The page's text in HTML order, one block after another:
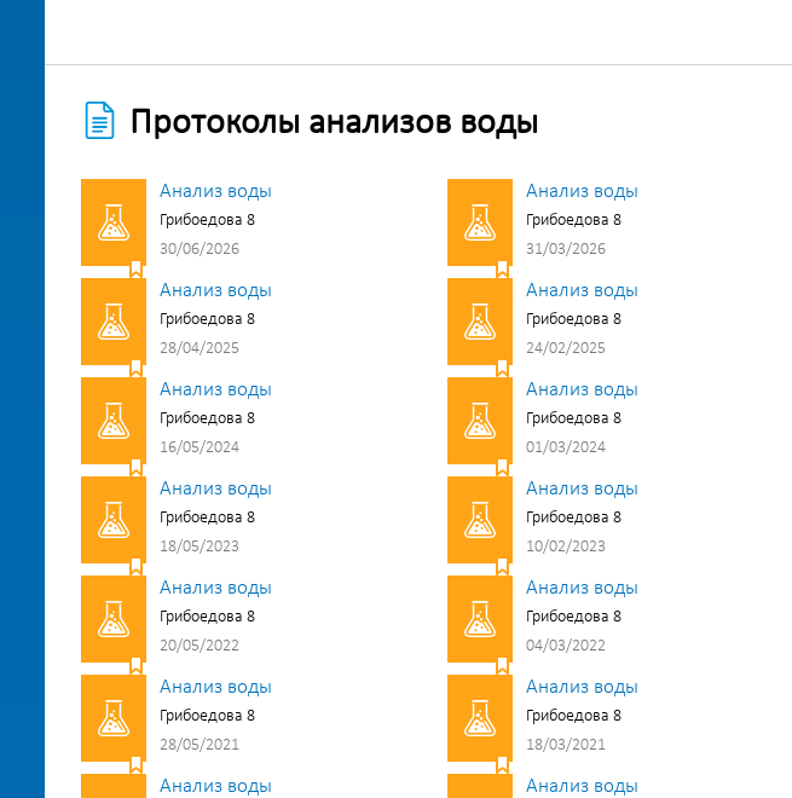
Протоколы анализов воды
Анализ воды
Грибоедова 8
30/06/2026
Анализ воды
Грибоедова 8
31/03/2026
Анализ воды
Грибоедова 8
28/04/2025
Анализ воды
Грибоедова 8
24/02/2025
Анализ воды
Грибоедова 8
16/05/2024
Анализ воды
Грибоедова 8
01/03/2024
Анализ воды
Грибоедова 8
18/05/2023
Анализ воды
Грибоедова 8
10/02/2023
Анализ воды
Грибоедова 8
20/05/2022
Анализ воды
Грибоедова 8
04/03/2022
Анализ воды
Грибоедова 8
28/05/2021
Анализ воды
Грибоедова 8
18/03/2021
Анализ воды Анализ воды